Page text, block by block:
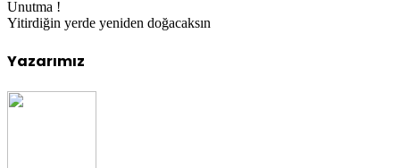
Unutma !
Yitirdiğin yerde yeniden doğacaksın
Yazarımız